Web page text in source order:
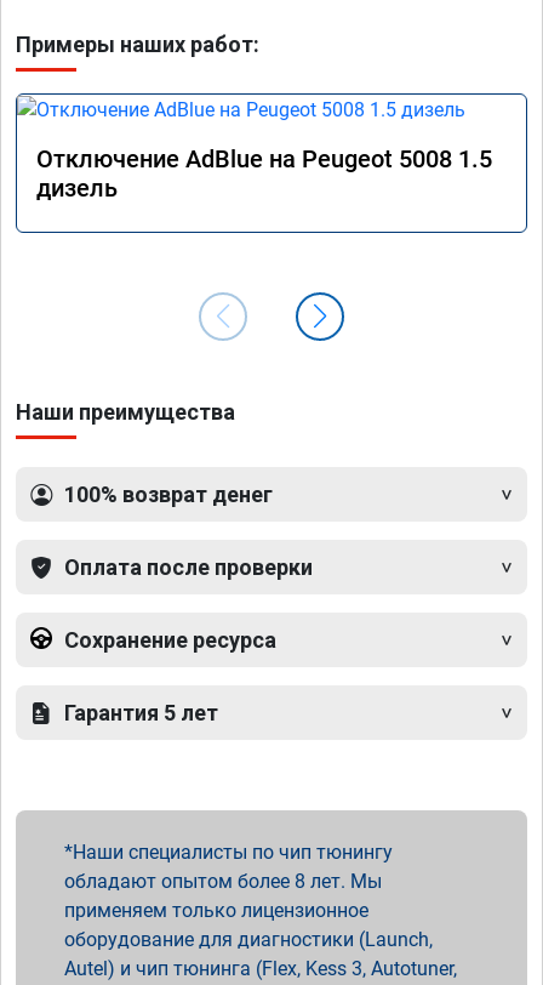
Примеры наших работ:
Отключение AdBlue на Peugeot 5008 1.5
дизель
Наши преимущества
100% возврат денег
Оплата после проверки
Сохранение ресурса
Гарантия 5 лет
Наши специалисты по чип тюнингу
обладают опытом более 8 лет. Мы
применяем только лицензионное
оборудование для диагностики (Launch,
Autel) и чип тюнинга (Flex, Kess 3, Autotuner,